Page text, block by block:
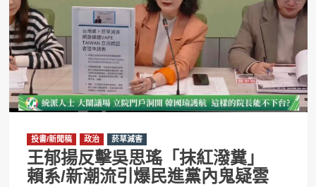
投書/新聞稿 政治 菸草減害
王郁揚反擊吳思瑤「抹紅潑糞」
賴系/新潮流引爆民進黨內鬼疑雲